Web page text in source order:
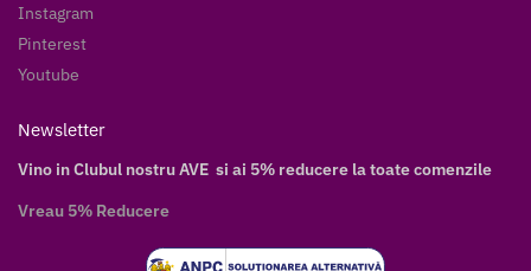
Instagram
Pinterest
Youtube
Newsletter
Vino in Clubul nostru AVE si ai 5% reducere la toate comenzile
Vreau 5% Reducere